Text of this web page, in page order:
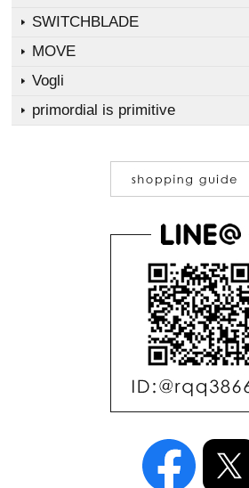
SWITCHBLADE
MOVE
Vogli
primordial is primitive